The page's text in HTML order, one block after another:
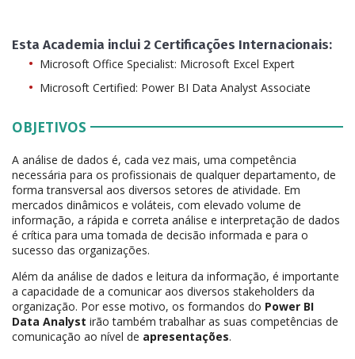
Esta Academia inclui 2 Certificações Internacionais:
Microsoft Office Specialist: Microsoft Excel Expert
Microsoft Certified: Power BI Data Analyst Associate
OBJETIVOS
A análise de dados é, cada vez mais, uma competência
necessária para os profissionais de qualquer departamento, de
forma transversal aos diversos setores de atividade. Em
mercados dinâmicos e voláteis, com elevado volume de
informação, a rápida e correta análise e interpretação de dados
é crítica para uma tomada de decisão informada e para o
sucesso das organizações.
Além da análise de dados e leitura da informação, é importante
a capacidade de a comunicar aos diversos stakeholders da
organização. Por esse motivo, os formandos do Power BI
Data Analyst irão também trabalhar as suas competências de
comunicação ao nível de apresentações.